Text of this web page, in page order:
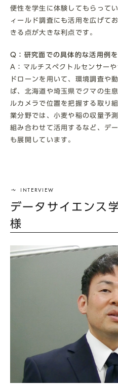
便性を学生に体験してもらって
ィールド調査にも活用を広げて
きる点が大きな利点です。
Q：研究面での具体的な活用例を
A：マルチスペクトルセンサー
ドローンを用いて、環境調査や
ば、北海道や埼玉県でクマの生
ルカメラで位置を把握する取り
業分野では、小麦や稲の収量予
組み合わせて活用するなど、デ
も展開しています。
データサイエンス
様